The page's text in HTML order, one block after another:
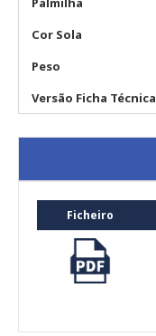
Cor Sola
Peso
Versão Ficha Técnica
Ficheiro